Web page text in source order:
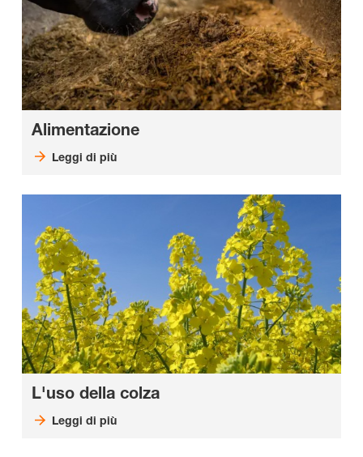
Alimentazione
Leggi di più
L'uso della colza
Leggi di più